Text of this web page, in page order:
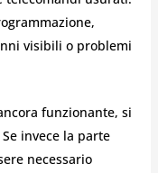
visibili o problemi
funzionante, si
invece la parte
necessario